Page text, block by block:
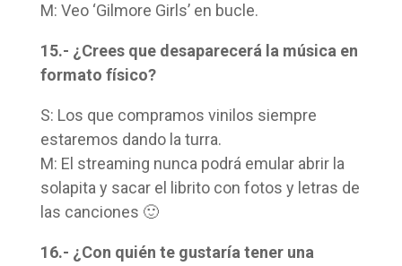
M: Veo ‘Gilmore Girls’ en bucle.
15.- ¿Crees que desaparecerá la música en
formato físico?
S: Los que compramos vinilos siempre
estaremos dando la turra.
M: El streaming nunca podrá emular abrir la
solapita y sacar el librito con fotos y letras de
las canciones 🙂
16.- ¿Con quién te gustaría tener una